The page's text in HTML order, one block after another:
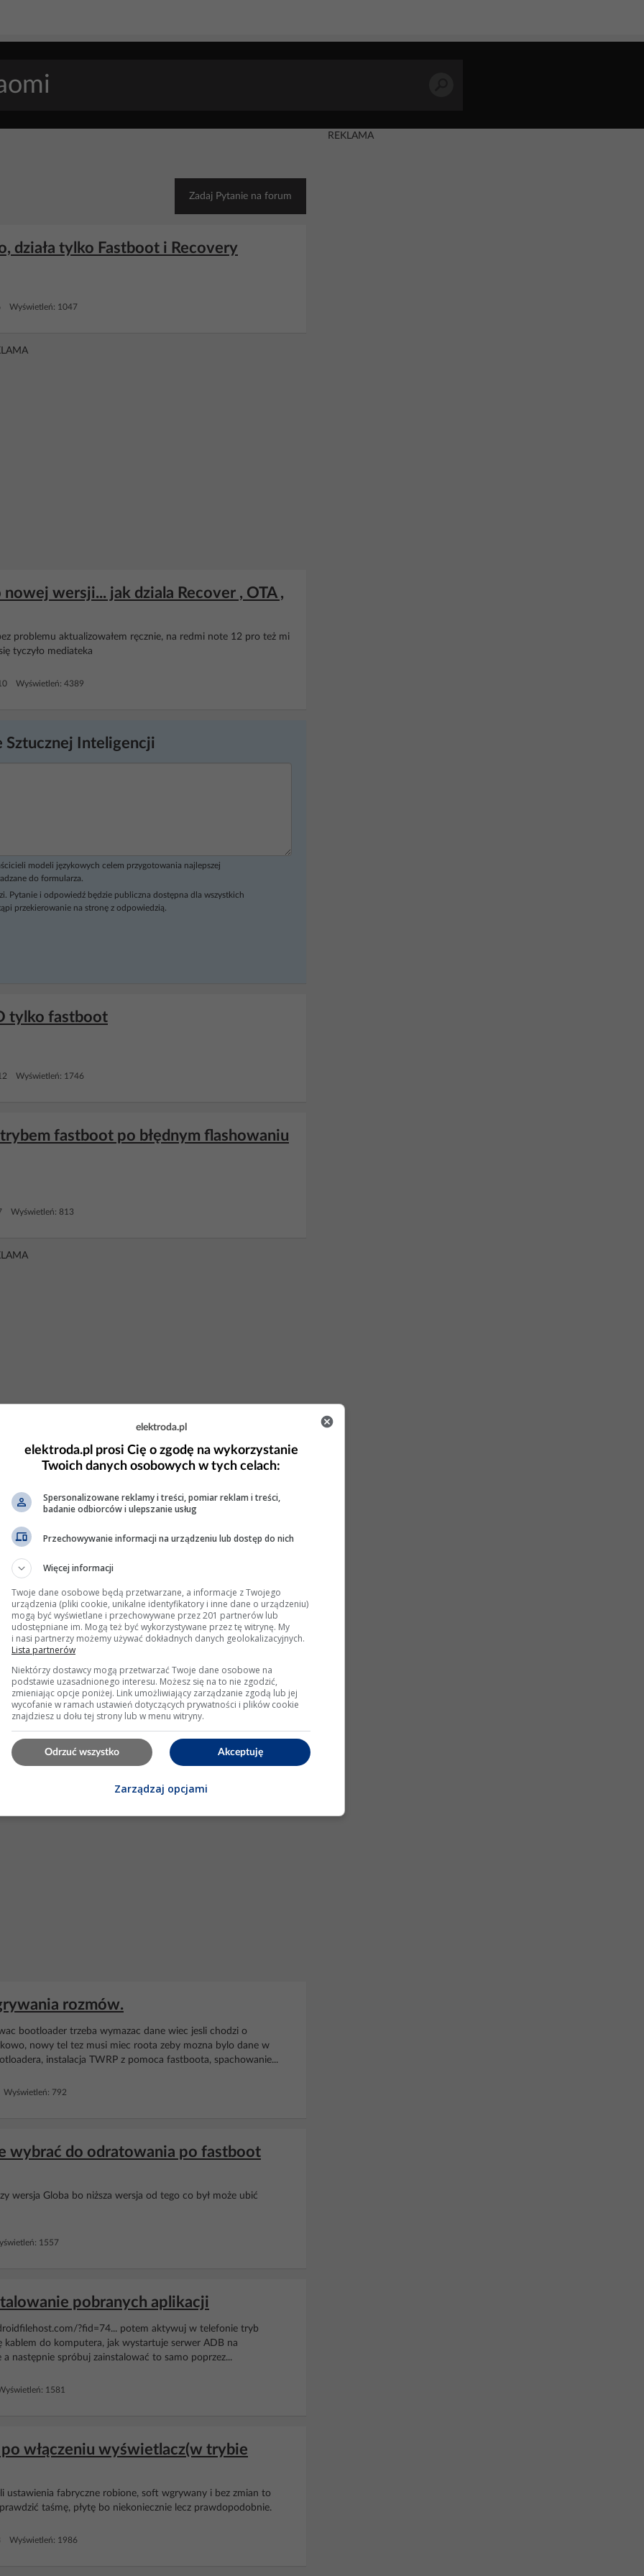
Zadaj Pytanie na forum
działa tylko Fastboot i Recovery
Wyświetleń: 1047
wersji... jak dziala Recover , OTA ,
problemu aktualizowałem ręcznie, na redmi note 12 pro też mi
tyczyło mediateka
Wyświetleń: 4389
Sztucznej Inteligencji
modeli językowych celem przygotowania najlepszej
do formularza.
Pytanie i odpowiedź będzie publiczna dostępna dla wszystkich
przekierowanie na stronę z odpowiedzią.
tylko fastboot
Wyświetleń: 1746
fastboot po błędnym flashowaniu
Wyświetleń: 813
karty SD?
plik_z_twrp.img. Niektore
odpalic, a dopiero z jego poziomu napisac partycje z
Wyświetleń: 546
TWRP mimo prób resetu
poleceniemfastbootflash recovery twrp.img , poźniejfastboot
Wyświetleń: 1140
rozmów.
bootloader trzeba wymazac dane wiec jesli chodzi o
nowy tel tez musi miec roota zeby mozna bylo dane w
instalacja TWRP z pomoca fastboota, spachowanie...
792
wybrać do odratowania po fastboot
wersja Globa bo niższa wersja od tego co był może ubić
1557
pobranych aplikacji
?fid=74... potem aktywuj w telefonie tryb
kablem do komputera, jak wystartuje serwer ADB na
następnie spróbuj zainstalować to samo poprzez...
1581
włączeniu wyświetlacz(w trybie
ustawienia fabryczne robione, soft wgrywany i bez zmian to
taśmę, płytę bo niekoniecznie lecz prawdopodobnie.
Wyświetleń: 1986
REKLAMA
elektroda.pl
elektroda.pl prosi Cię o zgodę na wykorzystanie
Twoich danych osobowych w tych celach:
Spersonalizowane reklamy i treści, pomiar reklam i treści,
badanie odbiorców i ulepszanie usług
Przechowywanie informacji na urządzeniu lub dostęp do nich
Więcej informacji
Twoje dane osobowe będą przetwarzane, a informacje z Twojego
urządzenia (pliki cookie, unikalne identyfikatory i inne dane o urządzeniu)
mogą być wyświetlane i przechowywane przez 201 partnerów lub
udostępniane im. Mogą też być wykorzystywane przez tę witrynę. My
i nasi partnerzy możemy używać dokładnych danych geolokalizacyjnych.
Lista partnerów
Niektórzy dostawcy mogą przetwarzać Twoje dane osobowe na
podstawie uzasadnionego interesu. Możesz się na to nie zgodzić,
zmieniając opcje poniżej. Link umożliwiający zarządzanie zgodą lub jej
wycofanie w ramach ustawień dotyczących prywatności i plików cookie
znajdziesz u dołu tej strony lub w menu witryny.
Akceptuję
Odrzuć wszystko
Zarządzaj opcjami